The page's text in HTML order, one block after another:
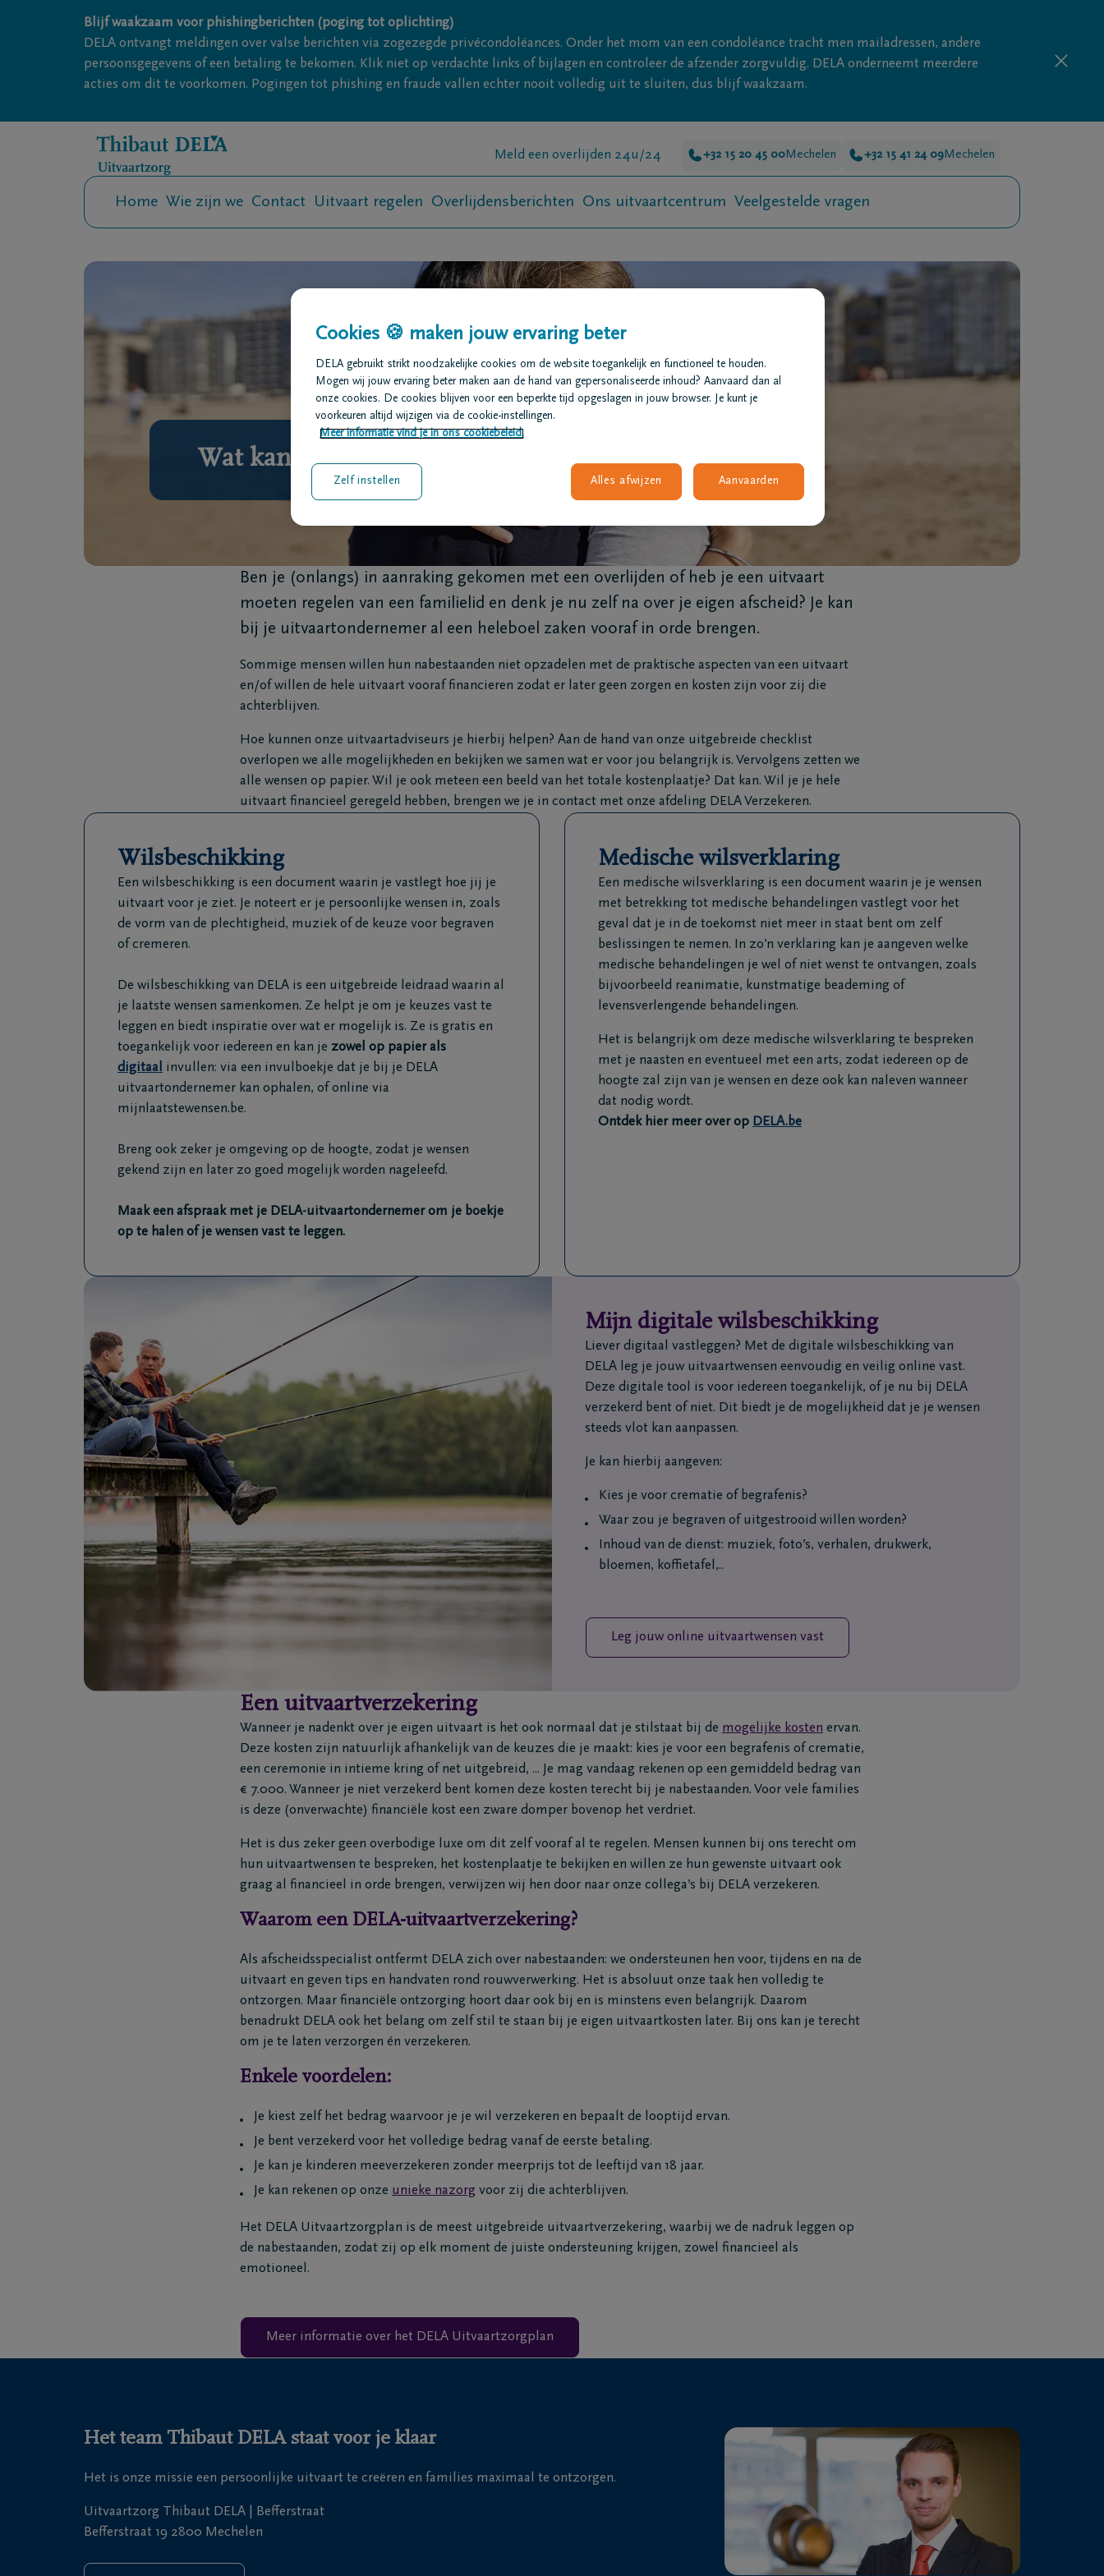
Overslaan en naar inhoud gaan
Blijf waakzaam voor phishingberichten (poging tot oplichting)
DELA ontvangt meldingen over valse berichten via zogezegde privécondoléances. Onder het mom van een condoléance tracht men mailadressen, andere
persoonsgegevens of een betaling te bekomen. Klik niet op verdachte links of bijlagen en controleer de afzender zorgvuldig. DELA onderneemt meerdere
acties om dit te voorkomen. Pogingen tot phishing en fraude vallen echter nooit volledig uit te sluiten, dus blijf waakzaam.
Meld een overlijden 24u/24 +32 15 20 45 00Mechelen +32 15 41 24 09Mechelen
Home Wie zijn we Contact Uitvaart regelen Overlijdensberichten Ons uitvaartcentrum Veelgestelde vragen
Wat kan ik vooraf al regelen?
Ben je (onlangs) in aanraking gekomen met een overlijden of heb je een uitvaart
moeten regelen van een familielid en denk je nu zelf na over je eigen afscheid? Je kan
bij je uitvaartondernemer al een heleboel zaken vooraf in orde brengen.
Sommige mensen willen hun nabestaanden niet opzadelen met de praktische aspecten van een uitvaart
en/of willen de hele uitvaart vooraf financieren zodat er later geen zorgen en kosten zijn voor zij die
achterblijven.
Hoe kunnen onze uitvaartadviseurs je hierbij helpen? Aan de hand van onze uitgebreide checklist
overlopen we alle mogelijkheden en bekijken we samen wat er voor jou belangrijk is. Vervolgens zetten we
alle wensen op papier. Wil je ook meteen een beeld van het totale kostenplaatje? Dat kan. Wil je je hele
uitvaart financieel geregeld hebben, brengen we je in contact met onze afdeling DELA Verzekeren.
Wilsbeschikking
Een wilsbeschikking is een document waarin je vastlegt hoe jij je
uitvaart voor je ziet. Je noteert er je persoonlijke wensen in, zoals
de vorm van de plechtigheid, muziek of de keuze voor begraven
of cremeren.
De wilsbeschikking van DELA is een uitgebreide leidraad waarin al
je laatste wensen samenkomen. Ze helpt je om je keuzes vast te
leggen en biedt inspiratie over wat er mogelijk is. Ze is gratis en
toegankelijk voor iedereen en kan je zowel op papier als
digitaal invullen: via een invulboekje dat je bij je DELA
uitvaartondernemer kan ophalen, of online via
mijnlaatstewensen.be.
Breng ook zeker je omgeving op de hoogte, zodat je wensen
gekend zijn en later zo goed mogelijk worden nageleefd.
Maak een afspraak met je DELA-uitvaartondernemer om je boekje
op te halen of je wensen vast te leggen.
Medische wilsverklaring
Een medische wilsverklaring is een document waarin je je wensen
met betrekking tot medische behandelingen vastlegt voor het
geval dat je in de toekomst niet meer in staat bent om zelf
beslissingen te nemen. In zo’n verklaring kan je aangeven welke
medische behandelingen je wel of niet wenst te ontvangen, zoals
bijvoorbeeld reanimatie, kunstmatige beademing of
levensverlengende behandelingen.
Het is belangrijk om deze medische wilsverklaring te bespreken
met je naasten en eventueel met een arts, zodat iedereen op de
hoogte zal zijn van je wensen en deze ook kan naleven wanneer
dat nodig wordt.
Ontdek hier meer over op DELA.be
Mijn digitale wilsbeschikking
Liever digitaal vastleggen? Met de digitale wilsbeschikking van
DELA leg je jouw uitvaartwensen eenvoudig en veilig online vast.
Deze digitale tool is voor iedereen toegankelijk, of je nu bij DELA
verzekerd bent of niet. Dit biedt je de mogelijkheid dat je je wensen
steeds vlot kan aanpassen.
Je kan hierbij aangeven:
Kies je voor crematie of begrafenis?
Waar zou je begraven of uitgestrooid willen worden?
Inhoud van de dienst: muziek, foto’s, verhalen, drukwerk,
bloemen, koffietafel,..
Leg jouw online uitvaartwensen vast
Een uitvaartverzekering
Wanneer je nadenkt over je eigen uitvaart is het ook normaal dat je stilstaat bij de mogelijke kosten ervan.
Deze kosten zijn natuurlijk afhankelijk van de keuzes die je maakt: kies je voor een begrafenis of crematie,
een ceremonie in intieme kring of net uitgebreid, ... Je mag vandaag rekenen op een gemiddeld bedrag van
€ 7.000. Wanneer je niet verzekerd bent komen deze kosten terecht bij je nabestaanden. Voor vele families
is deze (onverwachte) financiële kost een zware domper bovenop het verdriet.
Het is dus zeker geen overbodige luxe om dit zelf vooraf al te regelen. Mensen kunnen bij ons terecht om
hun uitvaartwensen te bespreken, het kostenplaatje te bekijken en willen ze hun gewenste uitvaart ook
graag al financieel in orde brengen, verwijzen wij hen door naar onze collega’s bij DELA verzekeren.
Waarom een DELA-uitvaartverzekering?
Als afscheidsspecialist ontfermt DELA zich over nabestaanden: we ondersteunen hen voor, tijdens en na de
uitvaart en geven tips en handvaten rond rouwverwerking. Het is absoluut onze taak hen volledig te
ontzorgen. Maar financiële ontzorging hoort daar ook bij en is minstens even belangrijk. Daarom
benadrukt DELA ook het belang om zelf stil te staan bij je eigen uitvaartkosten later. Bij ons kan je terecht
om je te laten verzorgen én verzekeren.
Enkele voordelen:
Je kiest zelf het bedrag waarvoor je je wil verzekeren en bepaalt de looptijd ervan.
Je bent verzekerd voor het volledige bedrag vanaf de eerste betaling.
Je kan je kinderen meeverzekeren zonder meerprijs tot de leeftijd van 18 jaar.
Je kan rekenen op onze unieke nazorg voor zij die achterblijven.
Het DELA Uitvaartzorgplan is de meest uitgebreide uitvaartverzekering, waarbij we de nadruk leggen op
de nabestaanden, zodat zij op elk moment de juiste ondersteuning krijgen, zowel financieel als
emotioneel.
Meer informatie over het DELA Uitvaartzorgplan
Het team Thibaut DELA staat voor je klaar
Het is onze missie een persoonlijke uitvaart te creëren en families maximaal te ontzorgen.
Uitvaartzorg Thibaut DELA | Befferstraat
Befferstraat 19 2800 Mechelen
Cookies 🍪 maken jouw ervaring beter
DELA gebruikt strikt noodzakelijke cookies om de website toegankelijk en functioneel te houden.
Mogen wij jouw ervaring beter maken aan de hand van gepersonaliseerde inhoud? Aanvaard dan al
onze cookies. De cookies blijven voor een beperkte tijd opgeslagen in jouw browser. Je kunt je
voorkeuren altijd wijzigen via de cookie-instellingen.
Meer informatie vind je in ons cookiebeleid.
Alles afwijzen Aanvaarden
Zelf instellen